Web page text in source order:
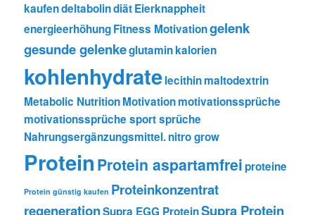
kaufendeltabolindiätEierknappheit
energieerhöhungFitness Motivationgelenk
gesunde gelenkeglutaminkalorien
kohlenhydratelecithinmaltodextrin
Metabolic NutritionMotivationmotivationssprüche
motivationssprüche sport sprüche
Nahrungsergänzungsmittel.nitro grow
ProteinProtein aspartamfreiproteine
Protein günstig kaufen Proteinkonzentrat
regenerationSupra EGG ProteinSupra Protein